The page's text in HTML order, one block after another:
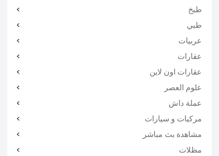
طبخ
طبي
عربيات
عقارات
عقارات اون لاين
علوم العصر
عملة داش
مركبات و سيارات
مشاهدة بث مباشر
مظلات